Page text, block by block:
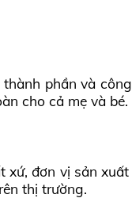
phần và
cho cả mẹ và bé.
đơn vị sản
thị trường.